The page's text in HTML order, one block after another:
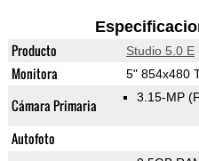
Producto Studio 5.0 E
Monitora 5" 854x480
Cámara Primaria 3.15-MP
Autofoto